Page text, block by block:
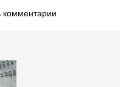
комментарии